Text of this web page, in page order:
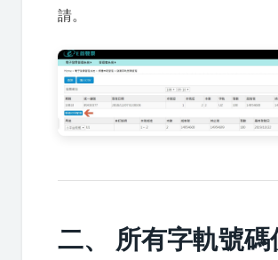
請。
二、 所有字軌號碼